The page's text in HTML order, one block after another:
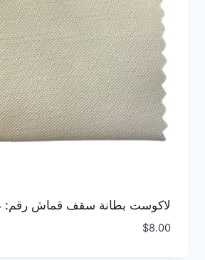
لاكوست بطانة سقف قماش رقم: 54
$8.00